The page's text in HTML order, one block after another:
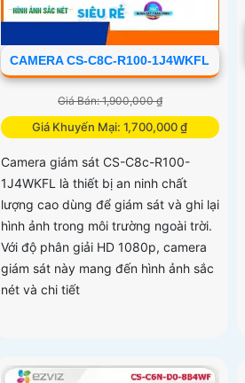
CAMERA CS-C8C-R100-1J4WKFL
Giá Bán: 1,900,000 ₫
Giá Khuyến Mại: 1,700,000 ₫
Camera giám sát CS-C8c-R100-
1J4WKFL là thiết bị an ninh chất
lượng cao dùng để giám sát và ghi lại
hình ảnh trong môi trường ngoài trời.
Với độ phân giải HD 1080p, camera
giám sát này mang đến hình ảnh sắc
nét và chi tiết